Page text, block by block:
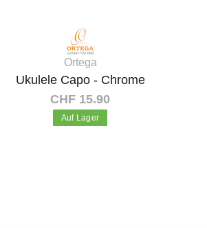
Ortega
Ukulele Capo - Chrome
CHF 15.90
Auf Lager